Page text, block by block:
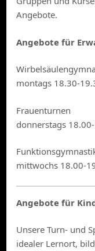
Angebote.
Angebote für
montags 18.30-
Frauenturnen
donnerstags
mittwochs 18.00-
Angebote für
Unsere Turn- und
idealer Lernort,